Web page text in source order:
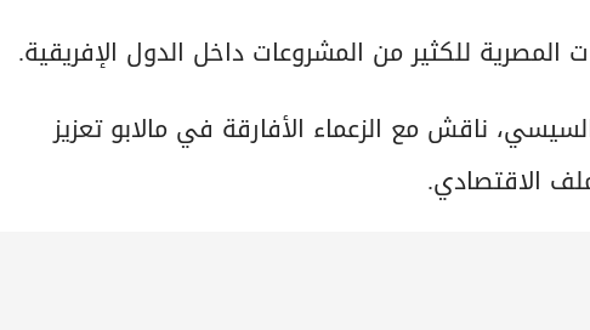
للكثير من المشروعات داخل الدول الإفريقية.
ناقش مع الزعماء الأفارقة في مالابو تعزيز
الاقتصادي.